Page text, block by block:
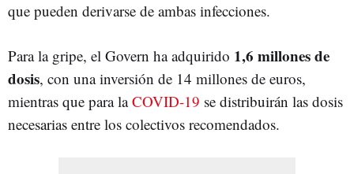
que pueden derivarse de ambas infecciones.
Para la gripe, el Govern ha adquirido 1,6 millones de
dosis, con una inversión de 14 millones de euros,
mientras que para laCOVID-19 se distribuirán las dosis
necesarias entre los colectivos recomendados.